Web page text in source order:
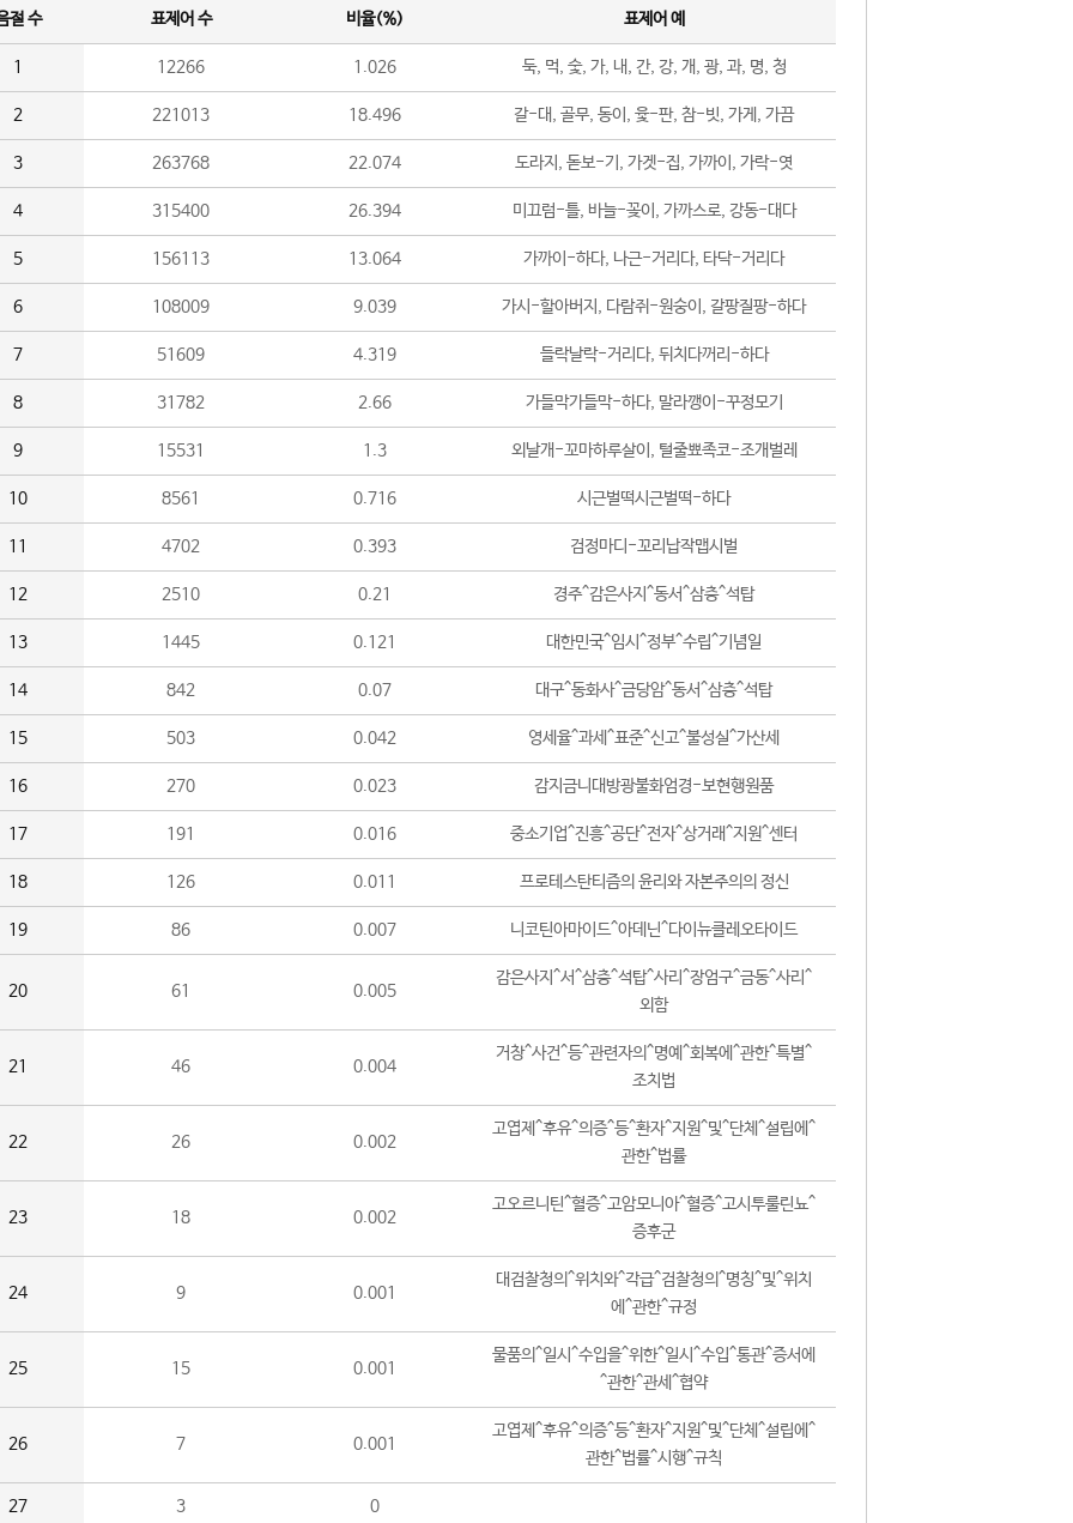
절 수 표제어 수 비율(%) 표제어 예
1 12266 1.026 둑, 먹, 숯, 가, 내, 간, 강, 개, 광, 과, 명, 청
2 221013 18.496 갈-대, 골무, 동이, 윷-판, 참-빗, 가게, 가끔
3 263768 22.074 도라지, 돋보-기, 가겟-집, 가까이, 가락-엿
4 315400 26.394 미끄럼-틀, 바늘-꽂이, 가까스로, 강동-대다
5 156113 13.064 가까이-하다, 나근-거리다, 타닥-거리다
6 108009 9.039 가시-할아버지, 다람쥐-원숭이, 갈팡질팡-하다
7 51609 4.319 들락날락-거리다, 뒤치다꺼리-하다
8 31782 2.66 가들막가들막-하다, 말라깽이-꾸정모기
9 15531 1.3 외날개-꼬마하루살이, 털줄뾰족코-조개벌레
10 8561 0.716 시근벌떡시근벌떡-하다
11 4702 0.393 검정마디-꼬리납작맵시벌
12 2510 0.21 경주^감은사지^동서^삼층^석탑
13 1445 0.121 대한민국^임시^정부^수립^기념일
14 842 0.07 대구^동화사^금당암^동서^삼층^석탑
15 503 0.042 영세율^과세^표준^신고^불성실^가산세
16 270 0.023 감지금니대방광불화엄경-보현행원품
17 191 0.016 중소기업^진흥^공단^전자^상거래^지원^센터
18 126 0.011 프로테스탄티즘의 윤리와 자본주의의 정신
19 86 0.007 니코틴아마이드^아데닌^다이뉴클레오타이드
20 61 0.005
감은사지^서^삼층^석탑^사리^장엄구^금동^사리^
외함
21 46 0.004
거창^사건^등^관련자의^명예^회복에^관한^특별^
조치법
22 26 0.002
고엽제^후유^의증^등^환자^지원^및^단체^설립에^
관한^법률
23 18 0.002
고오르니틴^혈증^고암모니아^혈증^고시투룰린뇨^
증후군
24 9 0.001
대검찰청의^위치와^각급^검찰청의^명칭^및^위치
에^관한^규정
25 15 0.001
물품의^일시^수입을^위한^일시^수입^통관^증서에
^관한^관세^협약
26 7 0.001
고엽제^후유^의증^등^환자^지원^및^단체^설립에^
관한^법률^시행^규칙
27 3 0